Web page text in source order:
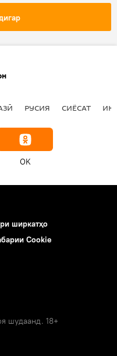
РУСИЯ СИЁСАТ
OK
ширкатҳо
Cookie
шудаанд. 18+